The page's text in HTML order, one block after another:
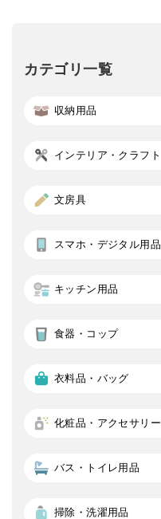
カテゴリ一覧
収納用品
インテリア・クラフト
文房具
スマホ・デジタル用品
キッチン用品
食器・コップ
衣料品・バッグ
化粧品・アクセサリー
バス・トイレ用品
掃除・洗濯用品